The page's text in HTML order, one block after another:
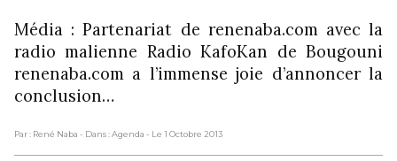
Média : Partenariat de renenaba.com avec la
radio malienne Radio KafoKan de Bougouni
renenaba.com a l’immense joie d’annoncer la
conclusion…
Par : René Naba - Dans : Agenda - Le 1 Octobre 2013